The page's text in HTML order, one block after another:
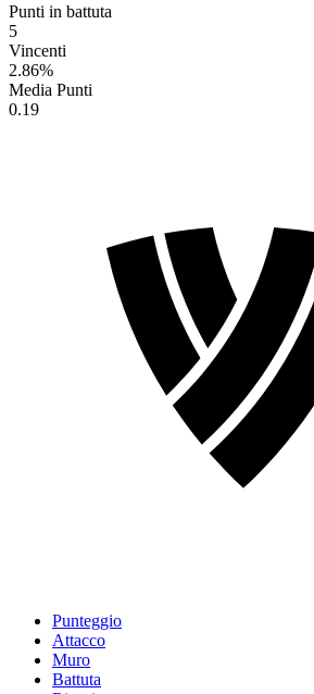
Punti in battuta
5
Vincenti
2.86%
Media Punti
0.19
Punteggio
Attacco
Muro
Battuta